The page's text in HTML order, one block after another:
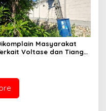
Masyarakat
Voltase dan Tiang